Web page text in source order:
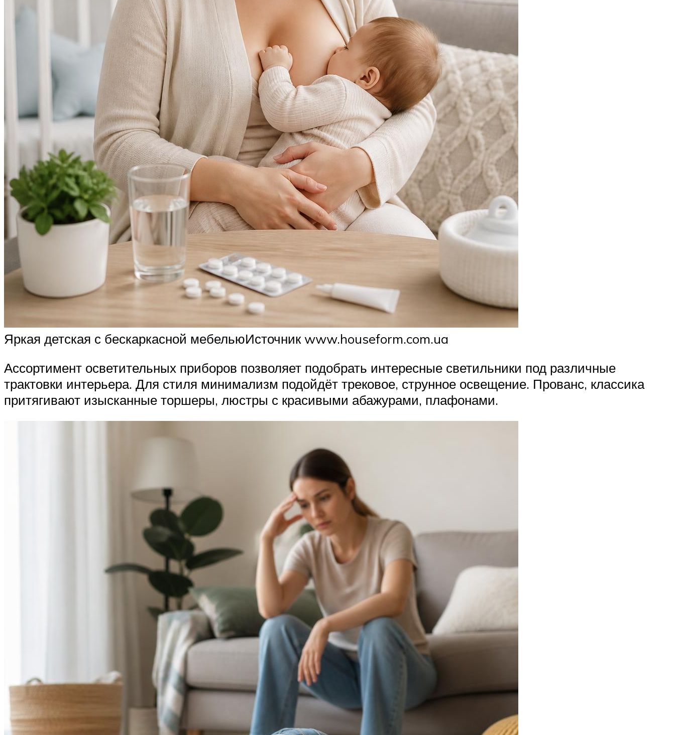
Яркая детская с бескаркасной мебельюИсточник www.houseform.com.ua
Ассортимент осветительных приборов позволяет подобрать интересные светильники под различные
трактовки интерьера. Для стиля минимализм подойдёт трековое, струнное освещение. Прованс, классика
притягивают изысканные торшеры, люстры с красивыми абажурами, плафонами.